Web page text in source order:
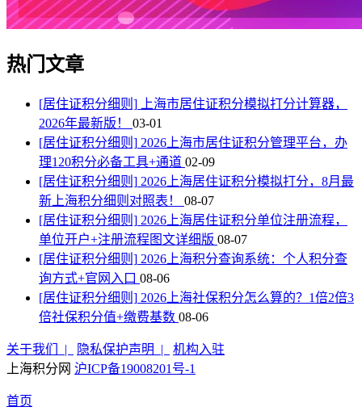
热门文章
[居住证积分细则] 上海市居住证积分模拟打分计算器，
2026年最新版！ 03-01
[居住证积分细则] 2026上海市居住证积分管理平台，办
理120积分必备工具+通道 02-09
[居住证积分细则] 2026上海居住证积分模拟打分，8月最
新上海积分细则对照表！ 08-07
[居住证积分细则] 2026上海居住证积分单位注册流程，
单位开户+注册流程图文详细版 08-07
[居住证积分细则] 2026上海积分查询系统：个人积分查
询方式+官网入口 08-06
[居住证积分细则] 2026上海社保积分怎么算的？1倍2倍3
倍社保积分值+缴费基数 08-06
关于我们 | 隐私保护声明 |
机构入驻
上海积分网 沪ICP备19008201号-1
首页